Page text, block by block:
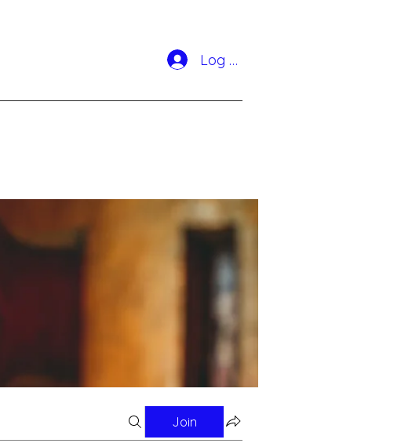
Log In
Join